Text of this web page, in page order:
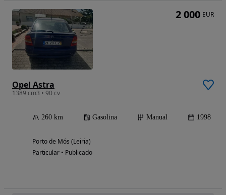
Opel Astra
1389 cm3 • 90 cv
260 km Gasolina Manual 1998
Porto de Mós (Leiria)
Particular • Publicado
2 000 EUR